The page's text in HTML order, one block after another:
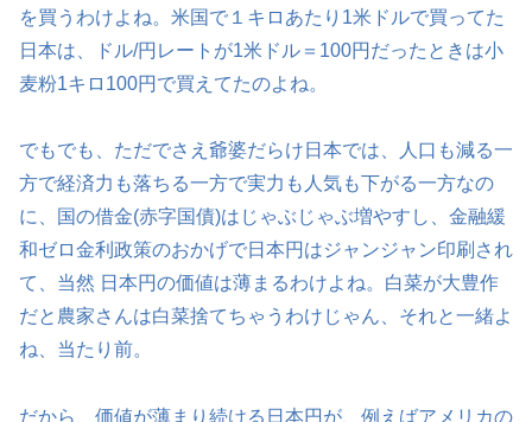
を買うわけよね。米国で１キロあたり1米ドルで買ってた
日本は、ドル/円レートが1米ドル＝100円だったときは小
麦粉1キロ100円で買えてたのよね。
でもでも、ただでさえ爺婆だらけ日本では、人口も減る一
方で経済力も落ちる一方で実力も人気も下がる一方なの
に、国の借金(赤字国債)はじゃぶじゃぶ増やすし、金融緩
和ゼロ金利政策のおかげで日本円はジャンジャン印刷され
て、当然 日本円の価値は薄まるわけよね。白菜が大豊作
だと農家さんは白菜捨てちゃうわけじゃん、それと一緒よ
ね、当たり前。
だから、価値が薄まり続ける日本円が、例えばアメリカの